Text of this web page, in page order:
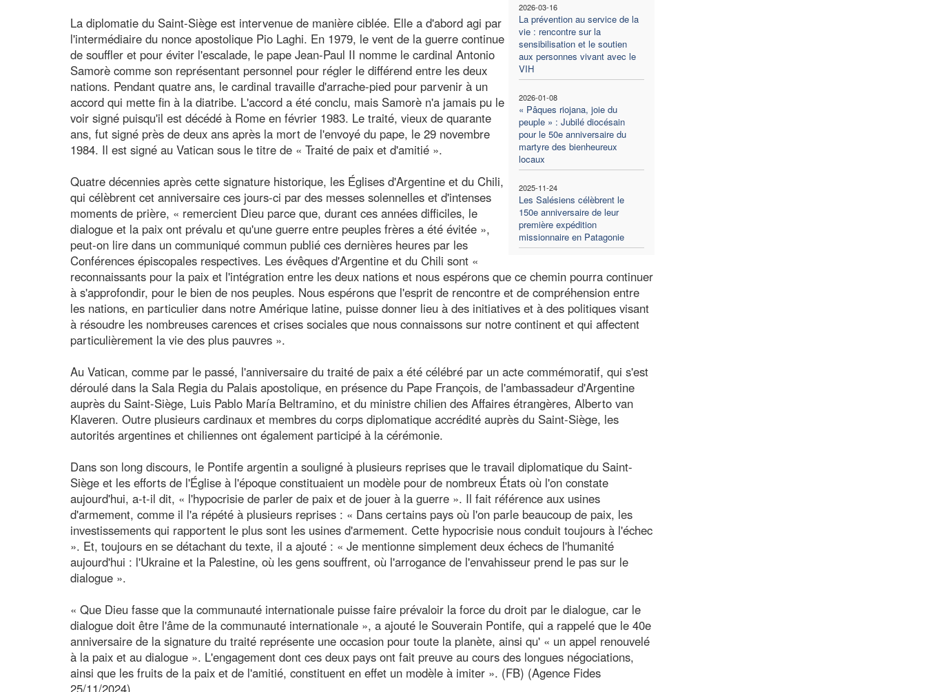
2026-03-16
La prévention au service de la
vie : rencontre sur la
sensibilisation et le soutien
aux personnes vivant avec le
VIH
2026-01-08
« Pâques riojana, joie du
peuple » : Jubilé diocésain
pour le 50e anniversaire du
martyre des bienheureux
locaux
2025-11-24
Les Salésiens célèbrent le
150e anniversaire de leur
première expédition
missionnaire en Patagonie
La diplomatie du Saint-Siège est intervenue de manière ciblée. Elle a d'abord agi par
l'intermédiaire du nonce apostolique Pio Laghi. En 1979, le vent de la guerre continue
de souffler et pour éviter l'escalade, le pape Jean-Paul II nomme le cardinal Antonio
Samorè comme son représentant personnel pour régler le différend entre les deux
nations. Pendant quatre ans, le cardinal travaille d'arrache-pied pour parvenir à un
accord qui mette fin à la diatribe. L'accord a été conclu, mais Samorè n'a jamais pu le
voir signé puisqu'il est décédé à Rome en février 1983. Le traité, vieux de quarante
ans, fut signé près de deux ans après la mort de l'envoyé du pape, le 29 novembre
1984. Il est signé au Vatican sous le titre de « Traité de paix et d'amitié ».
Quatre décennies après cette signature historique, les Églises d'Argentine et du Chili,
qui célèbrent cet anniversaire ces jours-ci par des messes solennelles et d'intenses
moments de prière, « remercient Dieu parce que, durant ces années difficiles, le
dialogue et la paix ont prévalu et qu'une guerre entre peuples frères a été évitée »,
peut-on lire dans un communiqué commun publié ces dernières heures par les
Conférences épiscopales respectives. Les évêques d'Argentine et du Chili sont «
reconnaissants pour la paix et l'intégration entre les deux nations et nous espérons que ce chemin pourra continuer
à s'approfondir, pour le bien de nos peuples. Nous espérons que l'esprit de rencontre et de compréhension entre
les nations, en particulier dans notre Amérique latine, puisse donner lieu à des initiatives et à des politiques visant
à résoudre les nombreuses carences et crises sociales que nous connaissons sur notre continent et qui affectent
particulièrement la vie des plus pauvres ».
Au Vatican, comme par le passé, l'anniversaire du traité de paix a été célébré par un acte commémoratif, qui s'est
déroulé dans la Sala Regia du Palais apostolique, en présence du Pape François, de l'ambassadeur d'Argentine
auprès du Saint-Siège, Luis Pablo María Beltramino, et du ministre chilien des Affaires étrangères, Alberto van
Klaveren. Outre plusieurs cardinaux et membres du corps diplomatique accrédité auprès du Saint-Siège, les
autorités argentines et chiliennes ont également participé à la cérémonie.
Dans son long discours, le Pontife argentin a souligné à plusieurs reprises que le travail diplomatique du Saint-
Siège et les efforts de l'Église à l'époque constituaient un modèle pour de nombreux États où l'on constate
aujourd'hui, a-t-il dit, « l'hypocrisie de parler de paix et de jouer à la guerre ». Il fait référence aux usines
d'armement, comme il l'a répété à plusieurs reprises : « Dans certains pays où l'on parle beaucoup de paix, les
investissements qui rapportent le plus sont les usines d'armement. Cette hypocrisie nous conduit toujours à l'échec
». Et, toujours en se détachant du texte, il a ajouté : « Je mentionne simplement deux échecs de l'humanité
aujourd'hui : l'Ukraine et la Palestine, où les gens souffrent, où l'arrogance de l'envahisseur prend le pas sur le
dialogue ».
« Que Dieu fasse que la communauté internationale puisse faire prévaloir la force du droit par le dialogue, car le
dialogue doit être l'âme de la communauté internationale », a ajouté le Souverain Pontife, qui a rappelé que le 40e
anniversaire de la signature du traité représente une occasion pour toute la planète, ainsi qu' « un appel renouvelé
à la paix et au dialogue ». L'engagement dont ces deux pays ont fait preuve au cours des longues négociations,
ainsi que les fruits de la paix et de l'amitié, constituent en effet un modèle à imiter ». (FB) (Agence Fides
25/11/2024)